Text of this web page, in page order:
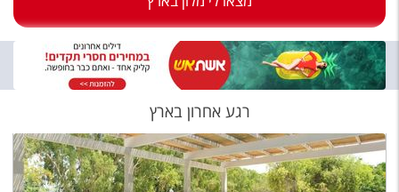
מלונות בחו"ל
Русский
מגזין אשת
רגע אחרון בארץ